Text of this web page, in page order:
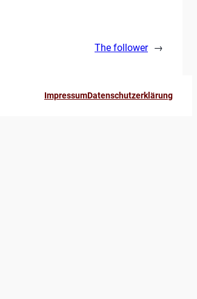
The follower →
ImpressumDatenschutzerklärung